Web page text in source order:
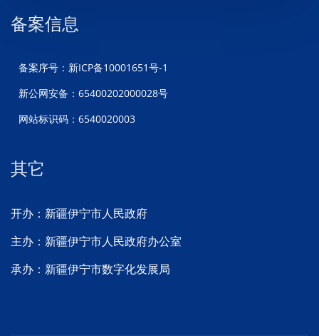
备案信息
备案序号：新ICP备10001651号-1
新公网安备：65400202000028号
网站标识码：6540020003
其它
开办：新疆伊宁市人民政府
主办：新疆伊宁市人民政府办公室
承办：新疆伊宁市数字化发展局